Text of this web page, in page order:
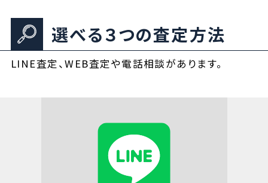
選べる３つの査定方法
LINE査定、WEB査定や電話相談があります。